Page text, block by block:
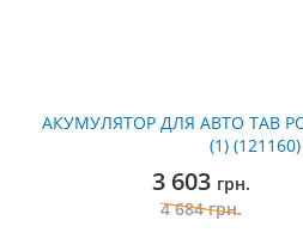
АКУМУЛЯТОР ДЛЯ АВТО TAB
(1) (121160)
3 603 грн.
4 684грн.